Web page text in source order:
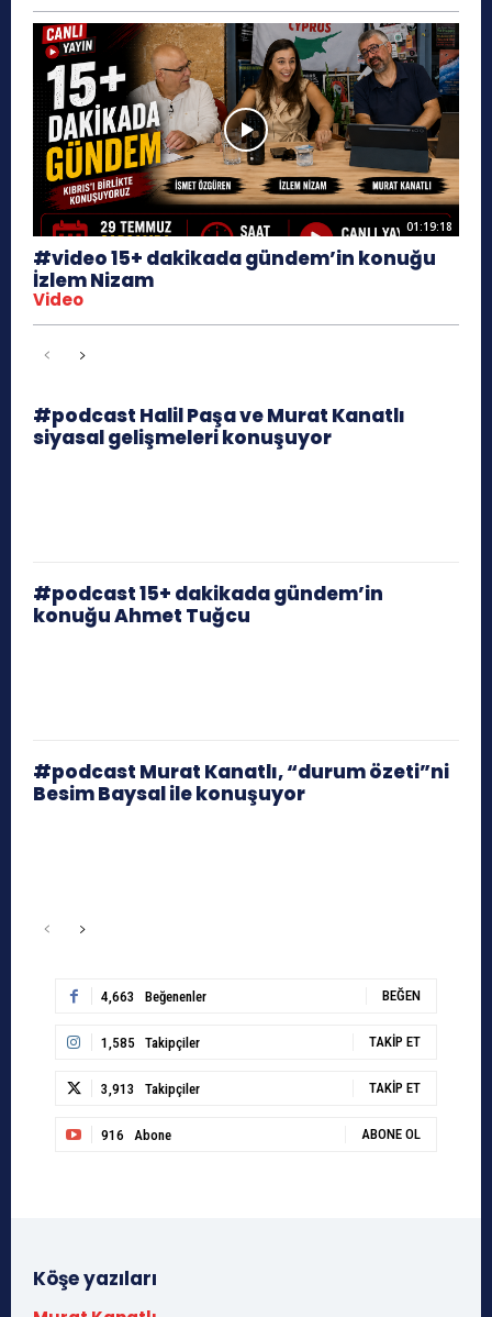
01:19:18
#video 15+ dakikada gündem’in konuğu
İzlem Nizam
Video
#podcast Halil Paşa ve Murat Kanatlı
siyasal gelişmeleri konuşuyor
#podcast 15+ dakikada gündem’in
konuğu Ahmet Tuğcu
#podcast Murat Kanatlı, “durum özeti”ni
Besim Baysal ile konuşuyor
4,663 Beğenenler BEĞEN
1,585 Takipçiler TAKIP ET
3,913 Takipçiler TAKIP ET
916 Abone ABONE OL
Köşe yazıları